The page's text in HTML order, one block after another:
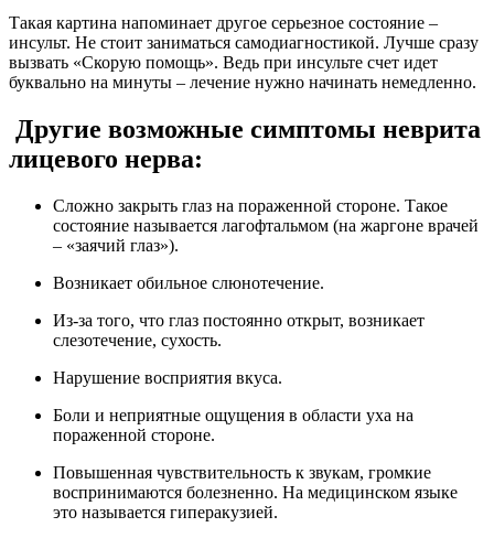
Такая картина напоминает другое серьезное состояние –
инсульт. Не стоит заниматься самодиагностикой. Лучше сразу
вызвать «Скорую помощь». Ведь при инсульте счет идет
буквально на минуты – лечение нужно начинать немедленно.
Другие возможные симптомы неврита
лицевого нерва:
Сложно закрыть глаз на пораженной стороне. Такое
состояние называется лагофтальмом (на жаргоне врачей
– «заячий глаз»).
Возникает обильное слюнотечение.
Из-за того, что глаз постоянно открыт, возникает
слезотечение, сухость.
Нарушение восприятия вкуса.
Боли и неприятные ощущения в области уха на
пораженной стороне.
Повышенная чувствительность к звукам, громкие
воспринимаются болезненно. На медицинском языке
это называется гиперакузией.